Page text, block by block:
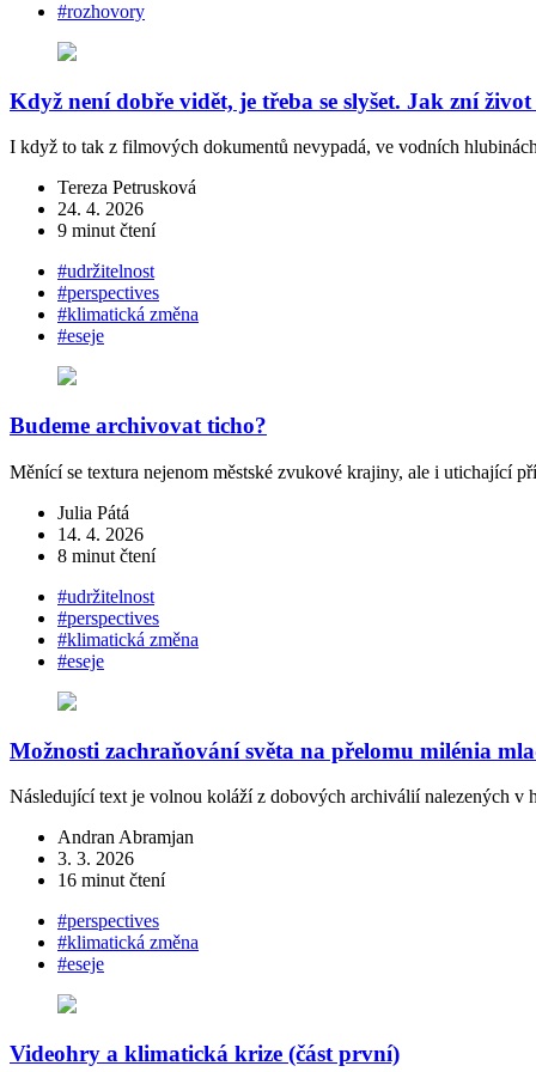
#rozhovory
Když není dobře vidět, je třeba se slyšet. Jak zní
I když to tak z filmových dokumentů nevypadá, ve vodních
Tereza Petrusková
24. 4. 2026
9 minut čtení
#udržitelnost
#perspectives
#klimatická změna
#eseje
Budeme archivovat ticho?
Měnící se textura nejenom městské zvukové krajiny, ale i utichající
Julia Pátá
14. 4. 2026
8 minut čtení
#udržitelnost
#perspectives
#klimatická změna
#eseje
Možnosti zachraňování světa na přelomu milénia
Následující text je volnou koláží z dobových archiválií nalezených
Andran Abramjan
3. 3. 2026
16 minut čtení
#perspectives
#klimatická změna
#eseje
Videohry a klimatická krize (část první)